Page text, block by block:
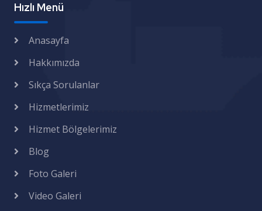
Hızlı Menü
Anasayfa
Hakkımızda
Sıkça Sorulanlar
Hizmetlerimiz
Hizmet Bölgelerimiz
Blog
Foto Galeri
Video Galeri